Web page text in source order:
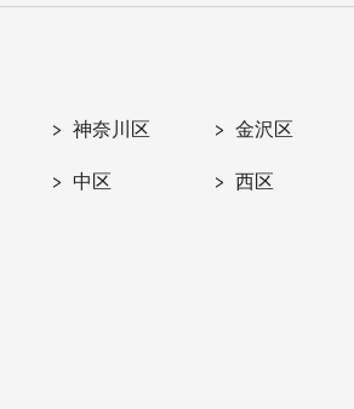
神奈川区 金沢区
中区 西区